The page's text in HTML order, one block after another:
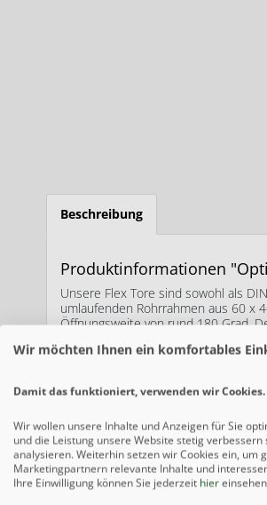
Beschreibung
Produktinformationen
Unsere Flex Tore sind sowohl als
umlaufenden Rohrrahmen aus 60 x
Öffnungsweite von rund 180 Grad.
Wir möchten Ihnen ein komfortables
Damit das funktioniert, verwenden wir Cookies.
Wir wollen unsere Inhalte und Anzeigen für Sie
und die Leistung unsere Website stetig
analysieren. Weiterhin setzen wir Cookies ein, um
Marketingpartnern relevante Inhalte und
Ihre Einwilligung können Sie jederzeit hier